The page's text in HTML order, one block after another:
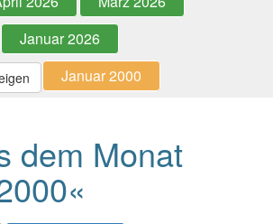
Januar 2026
Januar 2000
dem Monat